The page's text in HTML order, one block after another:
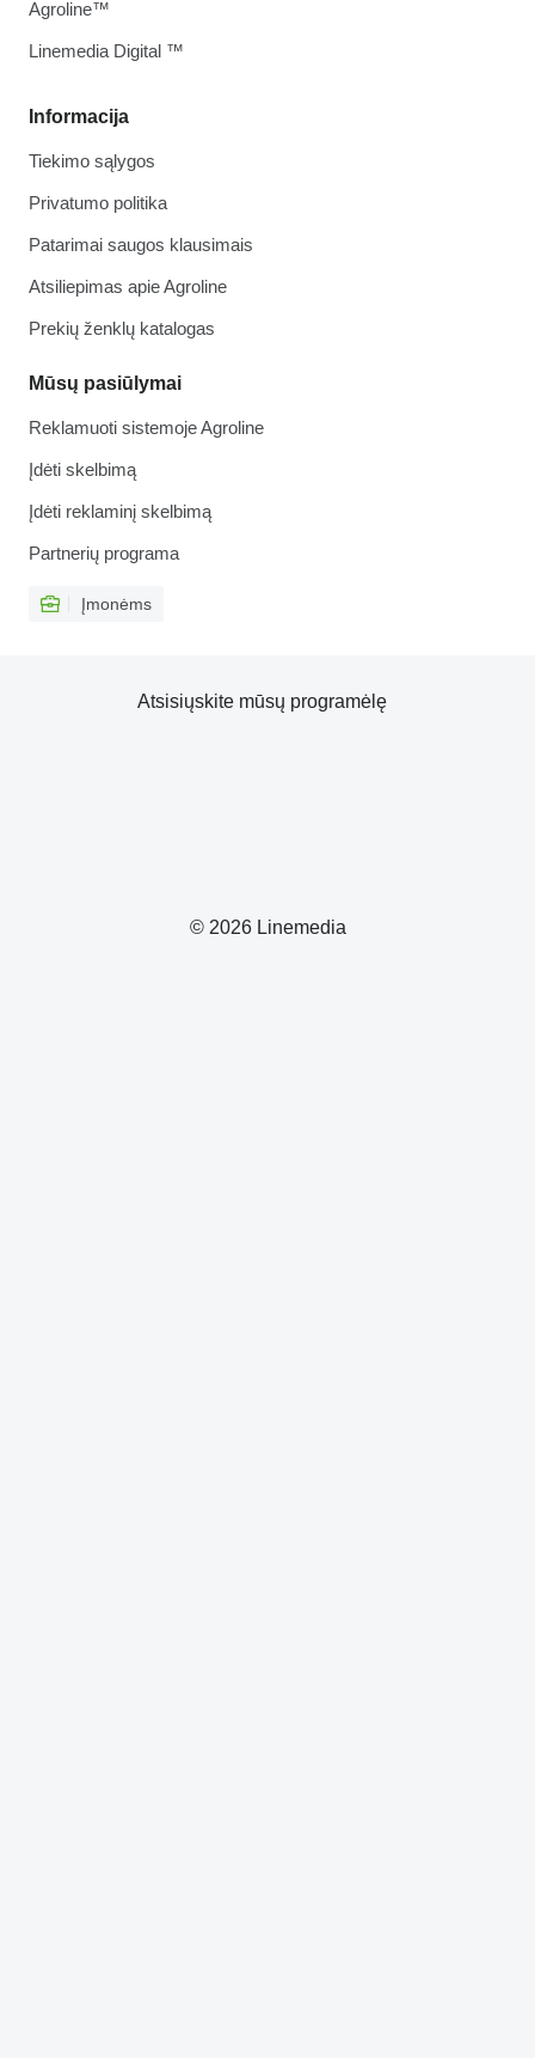
Informacija
Tiekimo sąlygos
Privatumo politika
Patarimai saugos klausimais
Atsiliepimas apie Agroline
Prekių ženklų katalogas
Mūsų pasiūlymai
Reklamuoti sistemoje Agroline
Įdėti skelbimą
Įdėti reklaminį skelbimą
Partnerių programa
Įmonėms
Agroline™
Linemedia Digital ™
© 2026 Linemedia
Atsisiųskite mūsų programėlę